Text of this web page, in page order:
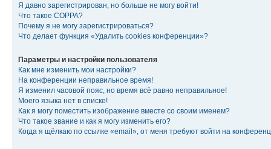
Я давно зарегистрирован, но больше не могу войти!
Что такое COPPA?
Почему я не могу зарегистрироваться?
Что делает функция «Удалить cookies конференции»?
Параметры и настройки пользователя
Как мне изменить мои настройки?
На конференции неправильное время!
Я изменил часовой пояс, но время всё равно неправильное!
Моего языка нет в списке!
Как я могу поместить изображение вместе со своим именем?
Что такое звание и как я могу изменить его?
Когда я щёлкаю по ссылке «email», от меня требуют войти на